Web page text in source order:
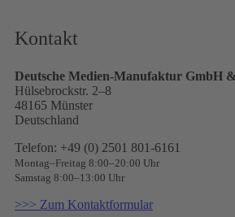
Kontakt
Deutsche Medien-Manufaktur GmbH
Hülsebrockstr. 2–8
48165 Münster
Deutschland
Telefon: +49 (0) 2501 801-6161
Montag–Freitag 8:00–20:00 Uhr
Samstag 8:00–13:00 Uhr
>>> Zum Kontaktformular